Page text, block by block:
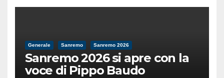
Generale Sanremo Sanremo 2026
Sanremo 2026 si apre con la
voce di Pippo Baudo